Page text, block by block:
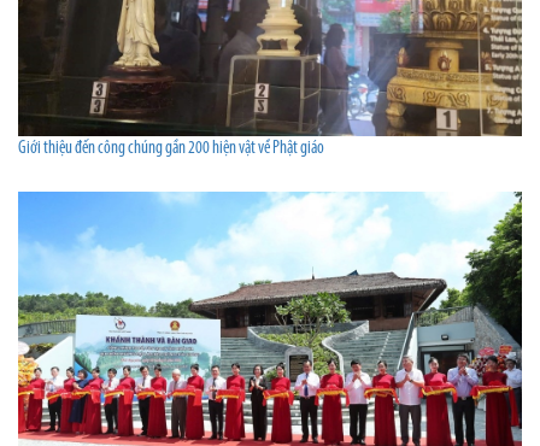
Giới thiệu đến công chúng gần 200 hiện vật về Phật giáo